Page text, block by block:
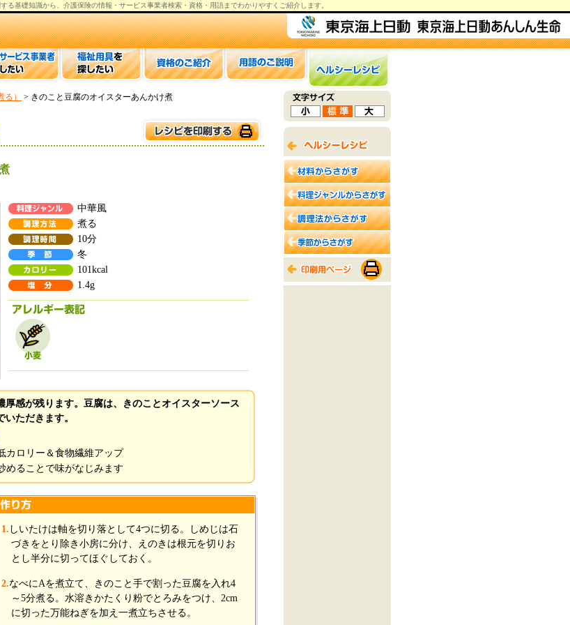
る基礎知識から、 介護保険の情報 ・サービス事業者検索・資格・用語までわかりやすくご紹介します。
） > きのこと豆腐のオイスターあんかけ煮
中華風
煮る
10分
冬
101kcal
1.4g
厚感が残ります。豆腐は、きのことオイスターソース
ただきます。
カロリー＆食物繊維アップ
めることで味がなじみます
1. しいたけは軸を切り落として4つに切る。しめじは石
づきをとり除き小房に分け、えのきは根元を切りお
とし半分に切ってほぐしておく。
2.なべにAを煮立て、きのこと手で割った豆腐を入れ4
～5分煮る。水溶きかたくり粉でとろみをつけ、2cm
に切った万能ねぎを加え一煮立ちさせる。